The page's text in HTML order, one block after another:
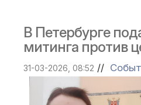
В Петербурге
митинга против
31-03-2026, 08:52 //